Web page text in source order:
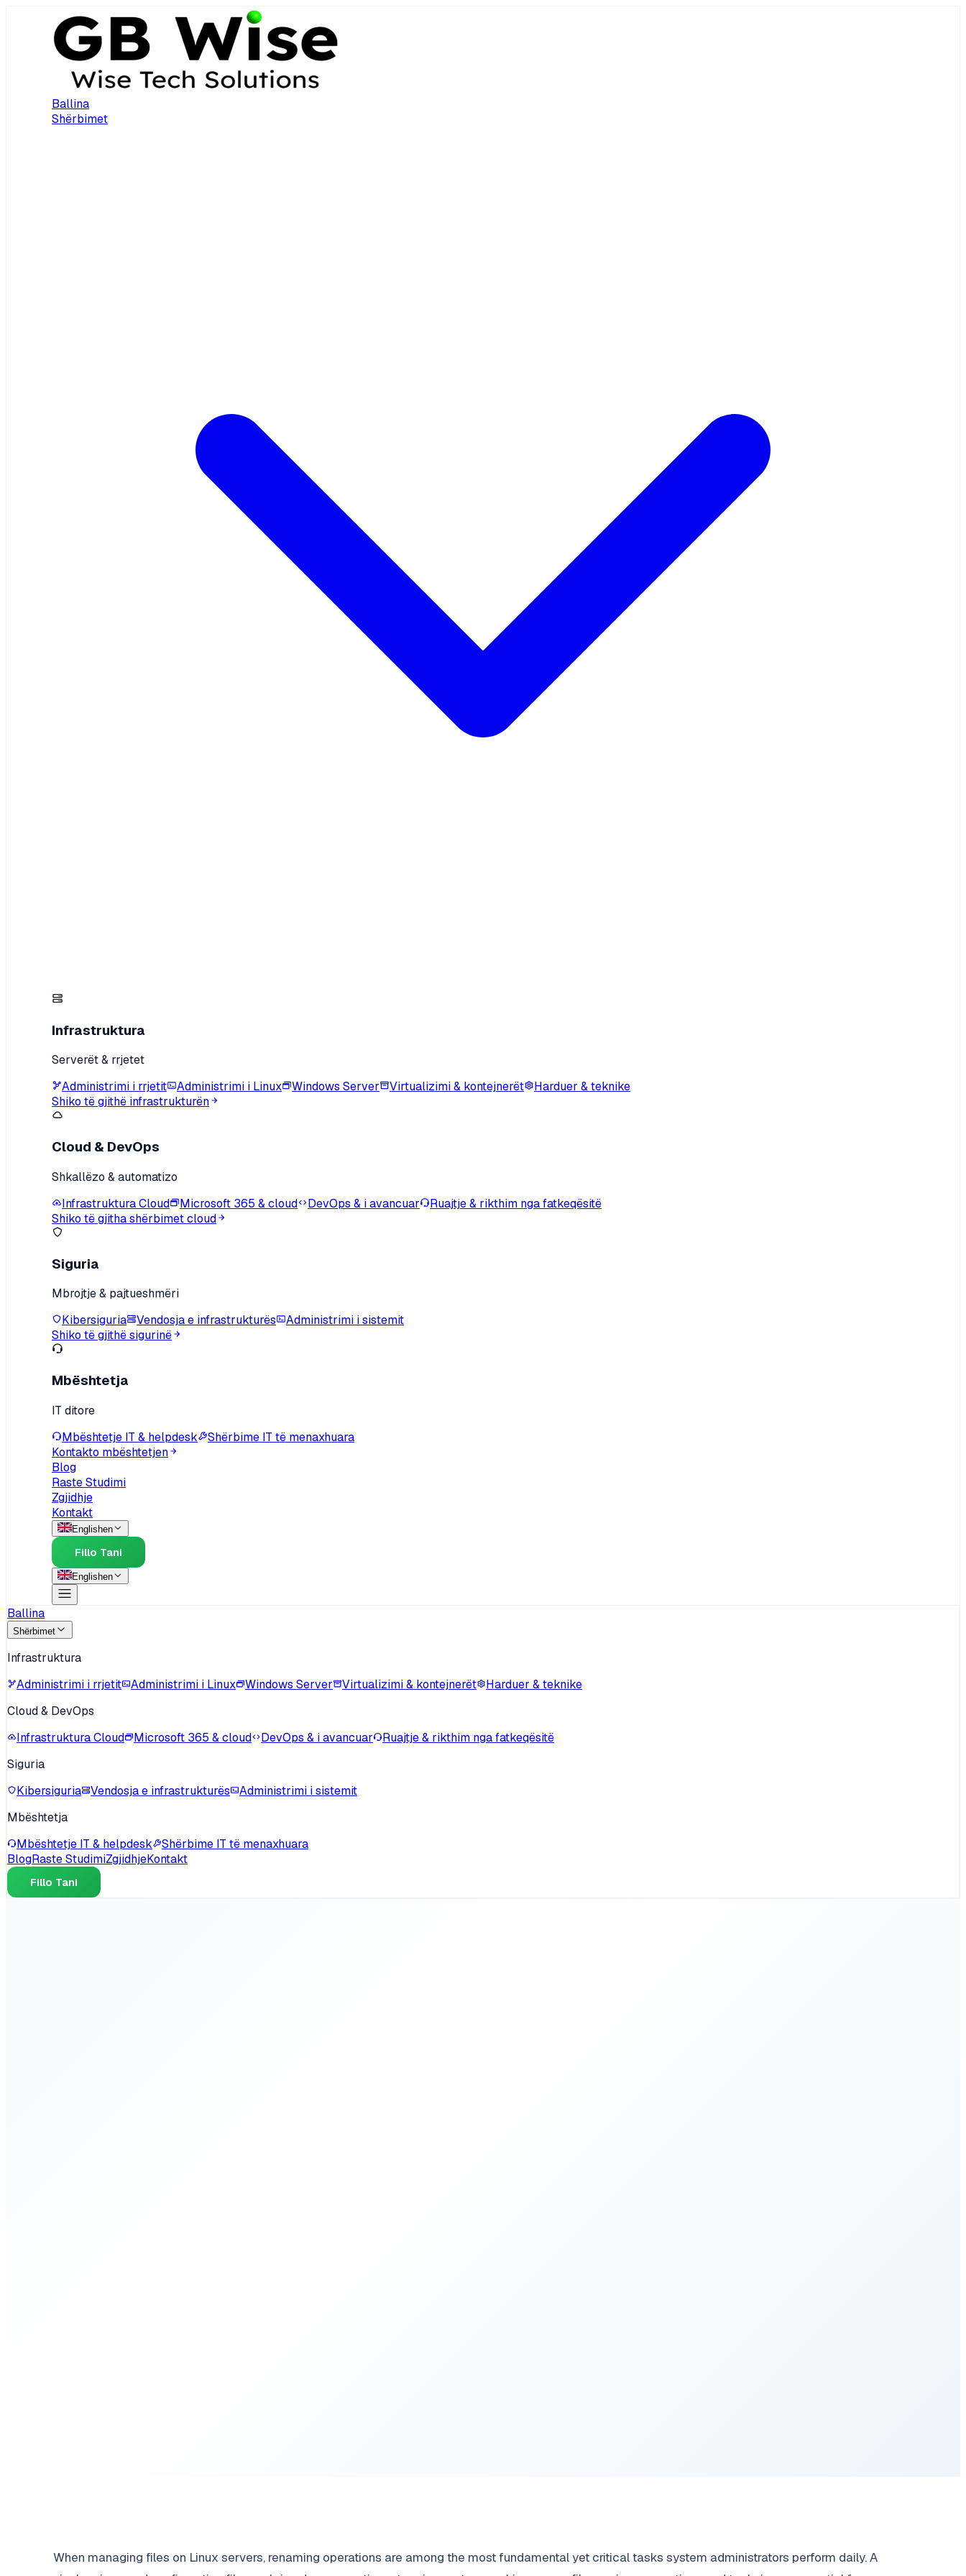
Ballina
Shërbimet
Infrastruktura
Serverët & rrjetet
Administrimi i rrjetit
Administrimi i Linux Windows Server Virtualizimi & kontejnerët
Harduer & teknike
Shiko të gjithë infrastrukturën
Cloud & DevOps
Shkallëzo & automatizo
Infrastruktura Cloud
Microsoft 365 & cloud DevOps & i avancuar
Ruajtje & rikthim nga fatkeqësitë
Shiko të gjitha shërbimet cloud
Siguria
Mbrojtje & pajtueshmëri
Kibersiguria
Vendosja e infrastrukturës
Administrimi i sistemit
Shiko të gjithë sigurinë
Mbështetja
IT ditore
Mbështetje IT & helpdesk
Shërbime IT të menaxhuara
Kontakto mbështetjen
Blog
Raste Studimi
Zgjidhje
Kontakt
Englishen
Fillo Tani
Englishen
Ballina
Shërbimet
Infrastruktura
Administrimi i rrjetit
Administrimi i Linux Windows Server Virtualizimi & kontejnerët
Harduer & teknike
Cloud & DevOps
Infrastruktura Cloud
Microsoft 365 & cloud DevOps & i avancuar
Ruajtje & rikthim nga fatkeqësitë
Siguria
Kibersiguria
Vendosja e infrastrukturës
Administrimi i sistemit
Mbështetja
Mbështetje IT & helpdesk
Shërbime IT të menaxhuara
BlogRaste StudimiZgjidhjeKontakt
Fillo Tani
When managing files on Linux servers, renaming operations are among the most fundamental yet critical tasks system administrators perform daily. A